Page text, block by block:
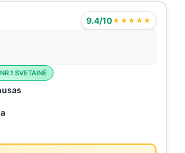
9.4/10★★★★★
NR.1 SVETAINĖ